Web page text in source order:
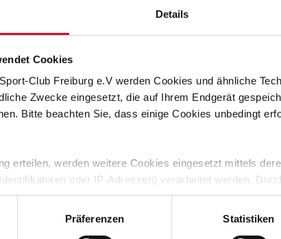
Details
Cookies
Club Freiburg e.V werden Cookies und ähnliche
Zwecke eingesetzt, die auf Ihrem Endgerät
Bitte beachten Sie, dass einige Cookies unbedingt
erteilen, werden weitere Cookies eingesetzt mittels
oder IP-Adressen) verarbeitet werden.
Sie der Speicherung aller aufgeführten Cookies und der
für die unten jeweils angegebene Zwecke gem. § 25
Präferenzen Statistiken